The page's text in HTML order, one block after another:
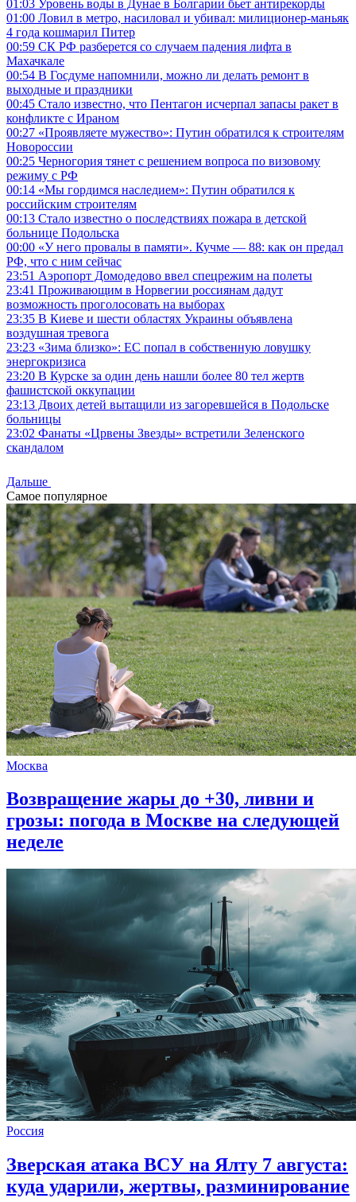
01:03 Уровень воды в Дунае в Болгарии бьет антирекорды
01:00 Ловил в метро, насиловал и убивал: милиционер-маньяк
4 года кошмарил Питер
00:59 СК РФ разберется со случаем падения лифта в
Махачкале
00:54 В Госдуме напомнили, можно ли делать ремонт в
выходные и праздники
00:45 Стало известно, что Пентагон исчерпал запасы ракет в
конфликте с Ираном
00:27 «Проявляете мужество»: Путин обратился к строителям
Новороссии
00:25 Черногория тянет с решением вопроса по визовому
режиму с РФ
00:14 «Мы гордимся наследием»: Путин обратился к
российским строителям
00:13 Стало известно о последствиях пожара в детской
больнице Подольска
00:00 «У него провалы в памяти». Кучме — 88: как он предал
РФ, что с ним сейчас
23:51 Аэропорт Домодедово ввел спецрежим на полеты
23:41 Проживающим в Норвегии россиянам дадут
возможность проголосовать на выборах
23:35 В Киеве и шести областях Украины объявлена
воздушная тревога
23:23 «Зима близко»: ЕС попал в собственную ловушку
энергокризиса
23:20 В Курске за один день нашли более 80 тел жертв
фашистской оккупации
23:13 Двоих детей вытащили из загоревшейся в Подольске
больницы
23:02 Фанаты «Црвены Звезды» встретили Зеленского
скандалом
Дальше
Самое популярное
Москва
Возвращение жары до +30, ливни и
грозы: погода в Москве на следующей
неделе
Россия
Зверская атака ВСУ на Ялту 7 августа:
куда ударили, жертвы, разминирование